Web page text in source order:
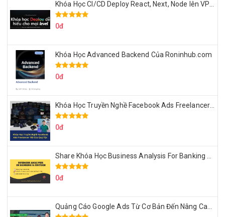
0đ
Khóa Học Advanced Backend Của Roninhub.com
0đ
0đ
0đ